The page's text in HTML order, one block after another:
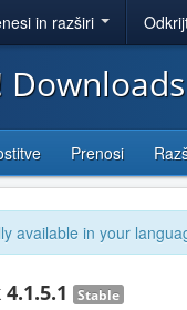
in razširi
Downloads
Prenosi
available in your
Stable